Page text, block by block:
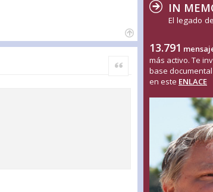
Citar
IN
El legado de
13.791
más activo. Te
base
en este ENLACE